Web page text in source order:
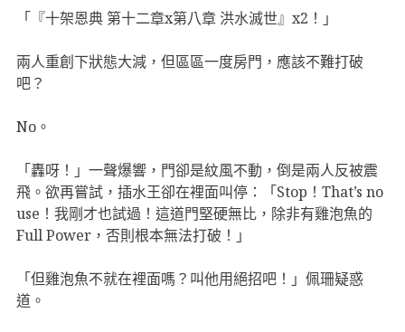
「『十架恩典 第十二章x第八章 洪水滅世』x2！」
兩人重創下狀態大減，但區區一度房門，應該不難打破
吧？
No。
「轟呀！」一聲爆響，門卻是紋風不動，倒是兩人反被震
飛。欲再嘗試，插水王卻在裡面叫停：「Stop！That’s no
use！我剛才也試過！這道門堅硬無比，除非有雞泡魚的
Full Power，否則根本無法打破！」
「但雞泡魚不就在裡面嗎？叫他用絕招吧！」佩珊疑惑
道。